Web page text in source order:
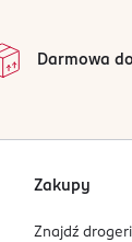
Darmowa
Zakupy
Znajdź